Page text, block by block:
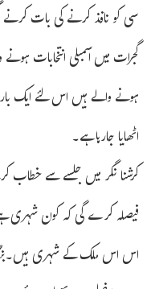
سی کو نافذ کرنے کی بات
گجرات میں اسمبلی انتخابات
ہونے والے ہیں اس لئے ایک
اٹھایا جارہا ہے۔
کرشنا نگر میں جلسے سے خطاب
فیصلہ کرے گی کہ کون شہری